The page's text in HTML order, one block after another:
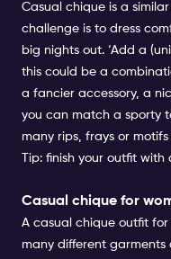
Casual chique is a
challenge is to dress
big nights out. ‘Add a
this could be a
a fancier accessory, a
you can match a sporty
many rips, frays or
Tip: finish your outfit
Casual chique for
A casual chique outfit
many different garments